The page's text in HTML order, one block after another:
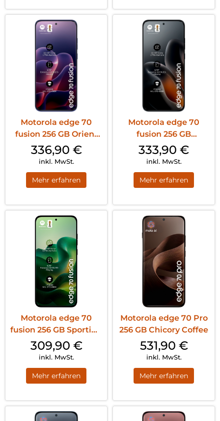
Motorola edge 70
fusion 256 GB Orient
Blue
336,90 €
inkl. MwSt.
Mehr erfahren
Motorola edge 70
fusion 256 GB
Silhouette
333,90 €
inkl. MwSt.
Mehr erfahren
Motorola edge 70
fusion 256 GB Sporting
Green
309,90 €
inkl. MwSt.
Mehr erfahren
Motorola edge 70 Pro
256 GB Chicory Coffee
531,90 €
inkl. MwSt.
Mehr erfahren